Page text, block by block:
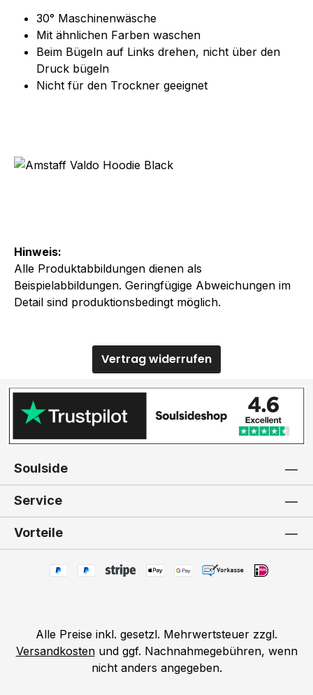
Hinweis:
Alle Produktabbildungen dienen als
Beispielabbildungen. Geringfügige Abweichungen im
Detail sind produktionsbedingt möglich.
30° Maschinenwäsche
Mit ähnlichen Farben waschen
Beim Bügeln auf Links drehen, nicht über den
Druck bügeln
Nicht für den Trockner geeignet
Vertrag widerrufen
Soulside
Service
Vorteile
Alle Preise inkl. gesetzl. Mehrwertsteuer zzgl.
Versandkostenund ggf. Nachnahmegebühren, wenn
nicht anders angegeben.